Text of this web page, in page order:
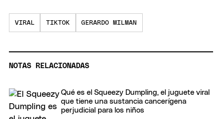
VIRAL TIKTOK GERARDO MILMAN
NOTAS RELACIONADAS
Qué es el Squeezy Dumpling, el juguete viral
que tiene una sustancia cancerígena
perjudicial para los niños